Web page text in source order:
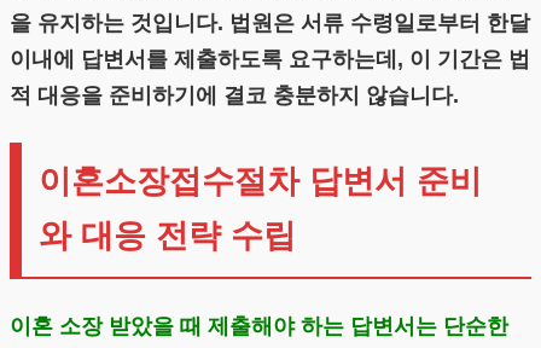
을 유지하는 것입니다. 법원은 서류 수령일로부터 한달
이내에 답변서를 제출하도록 요구하는데, 이 기간은 법
적 대응을 준비하기에 결코 충분하지 않습니다.
이혼소장접수절차 답변서 준비
와 대응 전략 수립
이혼 소장 받았을 때 제출해야 하는 답변서는 단순한